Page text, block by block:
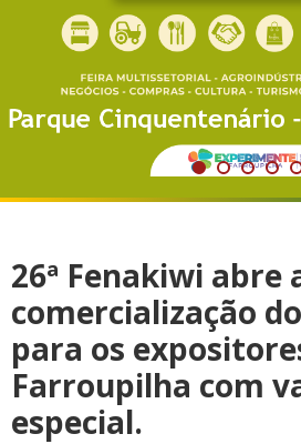
Vinícolas
Cultura e Shows
Gastronomia
Moda e Malhas
Institucionais e Negócios
26ª Fenakiwi abre
comercialização
para os
Farroupilha com
especial.